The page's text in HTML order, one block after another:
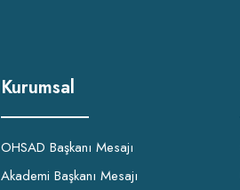
Kurumsal
OHSAD Başkanı Mesajı
Akademi Başkanı Mesajı